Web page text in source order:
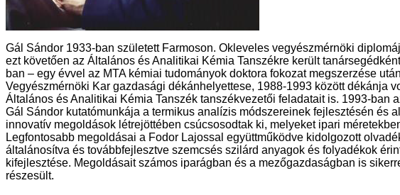
Gál Sándor 1933-ban született Farmoson. Okleveles vegyészmérnöki
ezt követően az Általános és Analitikai Kémia Tanszékre került
ban – egy évvel az MTA kémiai tudományok doktora fokozat megszerzése
Vegyészmérnöki Kar gazdasági dékánhelyettese, 1988-1993 között dékánja
Általános és Analitikai Kémia Tanszék tanszékvezetői feladatait is. 1993-ban
Gál Sándor kutatómunkája a termikus analízis módszereinek fejlesztésén és
innovatív megoldások létrejöttében csúcsosodtak ki, melyeket ipari
Legfontosabb megoldásai a Fodor Lajossal együttműködve kidolgozott
általánosítva és továbbfejlesztve szemcsés szilárd anyagok és folyadékok
kifejlesztése. Megoldásait számos iparágban és a mezőgazdaságban is
részesült.